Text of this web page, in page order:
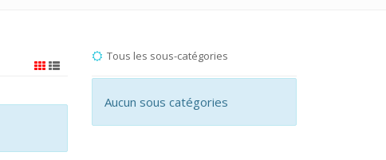
Tous les sous-catégories
Aucun sous catégories